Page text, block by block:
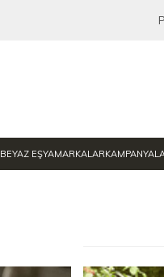
BEYAZ EŞYAMARKALAR